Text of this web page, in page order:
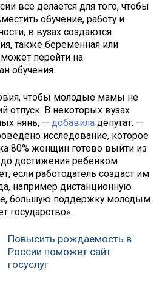
все делается для того, чтобы
обучение, работу и
в вузах создаются
также беременная или
перейти на
обучения.
чтобы молодые мамы не
отпуск. В некоторых вузах
нянь, — добавила депутат. —
исследование, которое
80% женщин готово выйти из
до достижения ребенком
если работодатель создаст им
например дистанционную
большую поддержку молодым
государство».
Повысить рождаемость в
России поможет сайт
госуслуг